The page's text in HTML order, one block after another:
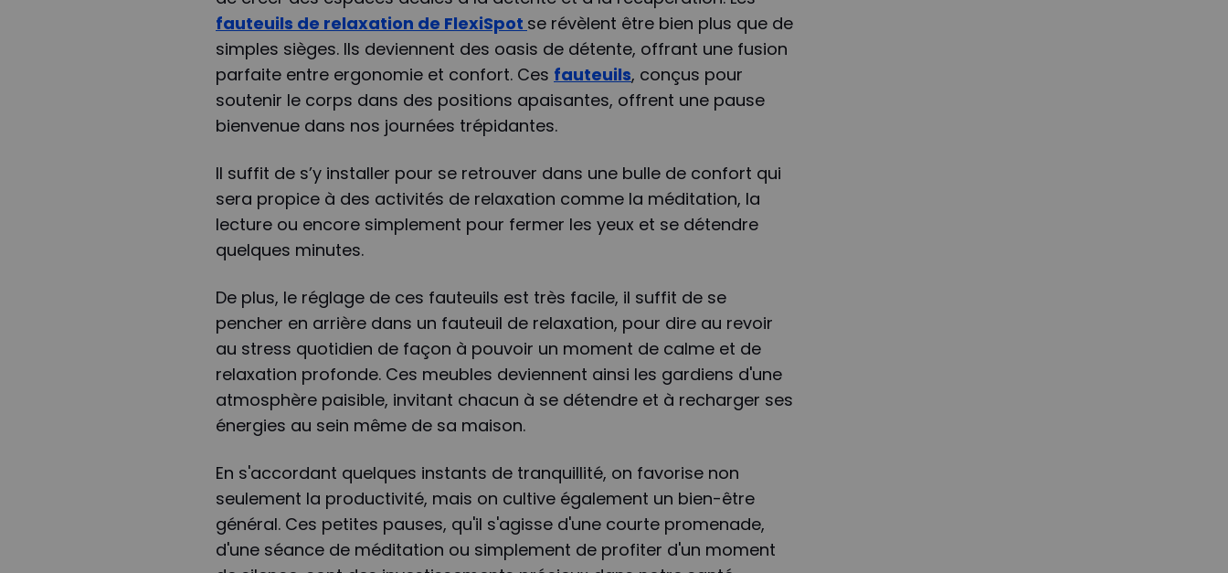
fauteuils de relaxation de FlexiSpot se révèlent être bien plus que de
simples sièges. Ils deviennent des oasis de détente, offrant une fusion
parfaite entre ergonomie et confort. Ces fauteuils, conçus pour
soutenir le corps dans des positions apaisantes, offrent une pause
bienvenue dans nos journées trépidantes.
Il suffit de s’y installer pour se retrouver dans une bulle de confort qui
sera propice à des activités de relaxation comme la méditation, la
lecture ou encore simplement pour fermer les yeux et se détendre
quelques minutes.
De plus, le réglage de ces fauteuils est très facile, il suffit de se
pencher en arrière dans un fauteuil de relaxation, pour dire au revoir
au stress quotidien de façon à pouvoir un moment de calme et de
relaxation profonde. Ces meubles deviennent ainsi les gardiens d'une
atmosphère paisible, invitant chacun à se détendre et à recharger ses
énergies au sein même de sa maison.
En s'accordant quelques instants de tranquillité, on favorise non
seulement la productivité, mais on cultive également un bien-être
général. Ces petites pauses, qu'il s'agisse d'une courte promenade,
d'une séance de méditation ou simplement de profiter d'un moment